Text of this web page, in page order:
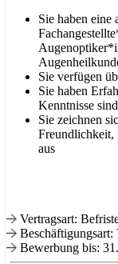
Sie haben eine
Sie verfügen
Sie haben
Kenntnisse
Sie zeichnen
Freundlichkeit,
aus
Vertragsart:
Bewerbung bis: